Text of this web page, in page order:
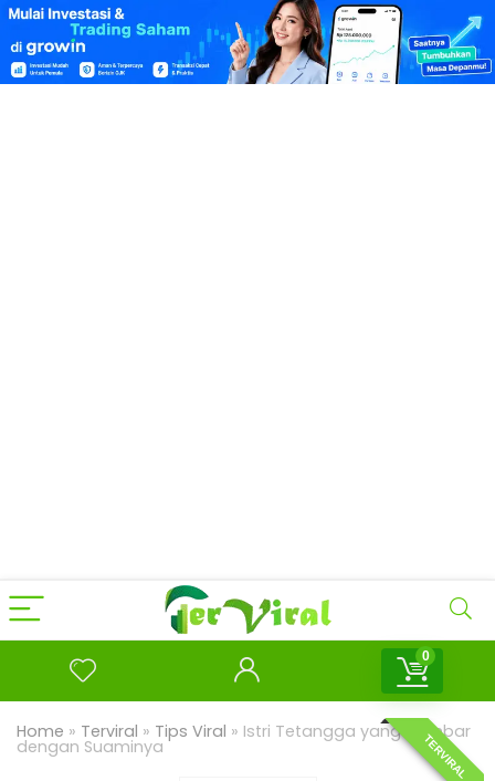
0
Home » Terviral » Tips Viral » Istri Tetangga yang Hambar
dengan Suaminya TERVIRAL